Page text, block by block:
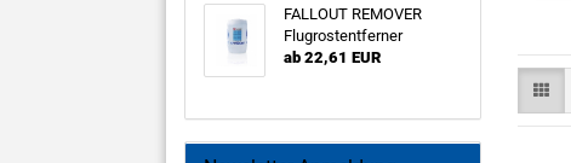
FALLOUT REMOVER
Flugrostentferner
ab 22,61 EUR